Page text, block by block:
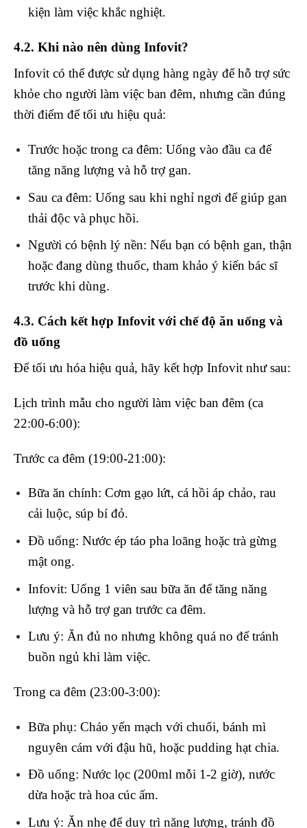
kiện làm việc khắc nghiệt.
4.2. Khi nào nên dùng Infovit?
Infovit có thể được sử dụng hàng ngày để hỗ trợ sức
khỏe cho người làm việc ban đêm, nhưng cần đúng
thời điểm để tối ưu hiệu quả:
Trước hoặc trong ca đêm: Uống vào đầu ca để
tăng năng lượng và hỗ trợ gan.
Sau ca đêm: Uống sau khi nghỉ ngơi để giúp gan
thải độc và phục hồi.
Người có bệnh lý nền: Nếu bạn có bệnh gan, thận
hoặc đang dùng thuốc, tham khảo ý kiến bác sĩ
trước khi dùng.
4.3. Cách kết hợp Infovit với chế độ ăn uống và
đồ uống
Để tối ưu hóa hiệu quả, hãy kết hợp Infovit như sau:
Lịch trình mẫu cho người làm việc ban đêm (ca
22:00-6:00):
Trước ca đêm (19:00-21:00):
Bữa ăn chính: Cơm gạo lứt, cá hồi áp chảo, rau
cải luộc, súp bí đỏ.
Đồ uống: Nước ép táo pha loãng hoặc trà gừng
mật ong.
Infovit: Uống 1 viên sau bữa ăn để tăng năng
lượng và hỗ trợ gan trước ca đêm.
Lưu ý: Ăn đủ no nhưng không quá no để tránh
buồn ngủ khi làm việc.
Trong ca đêm (23:00-3:00):
Bữa phụ: Cháo yến mạch với chuối, bánh mì
nguyên cám với đậu hũ, hoặc pudding hạt chia.
Đồ uống: Nước lọc (200ml mỗi 1-2 giờ), nước
dừa hoặc trà hoa cúc ấm.
Lưu ý: Ăn nhẹ để duy trì năng lượng, tránh đồ